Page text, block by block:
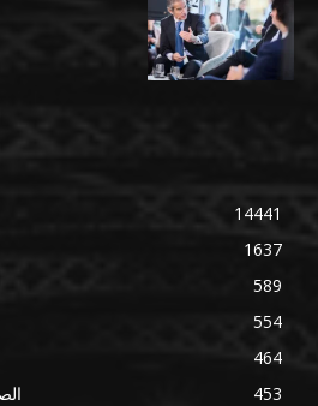
14441
1637
589
554
464
453